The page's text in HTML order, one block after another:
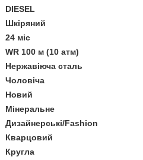
DIESEL
Шкіряний
24 міс
WR 100 м (10 атм)
Нержавіюча сталь
Чоловіча
Новий
Мінеральне
Дизайнерські/Fashion
Кварцовий
Кругла